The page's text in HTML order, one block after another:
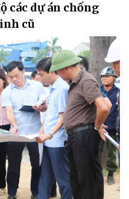
các dự án chống
cũ